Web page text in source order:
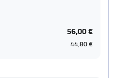
56,00 €
44,80 €